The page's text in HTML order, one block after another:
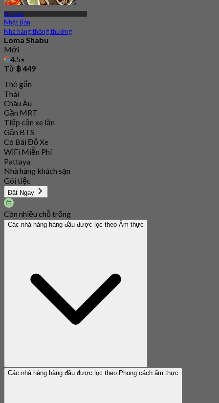
Chonburi
Nhật Bản
Nhà hàng thông thường
Loma Shabu
Mới
4.5
Từ ฿ 449
Thẻ gắn
Thái
Châu Âu
Gần MRT
Tiếp cận xe lăn
Gần BTS
Có Bãi Đỗ Xe
WiFi Miễn Phí
Pattaya
Nhà hàng khách sạn
Gói tiệc
Đặt Ngay
Còn nhiều chỗ trống
Các nhà hàng hàng đầu được lọc theo Ẩm thực
Các nhà hàng hàng đầu được lọc theo Phong cách ẩm thực